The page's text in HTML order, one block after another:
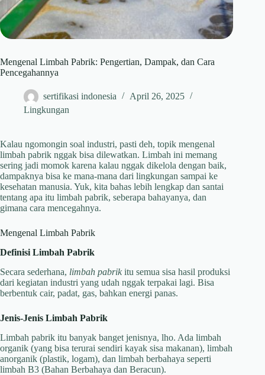
Mengenal Limbah Pabrik: Pengertian, Dampak, dan Cara
Pencegahannya
sertifikasi indonesia
April 26, 2025
Lingkungan
Kalau ngomongin soal industri, pasti deh, topik mengenal
limbah pabrik nggak bisa dilewatkan. Limbah ini memang
sering jadi momok karena kalau nggak dikelola dengan baik,
dampaknya bisa ke mana-mana dari lingkungan sampai ke
kesehatan manusia. Yuk, kita bahas lebih lengkap dan santai
tentang apa itu limbah pabrik, seberapa bahayanya, dan
gimana cara mencegahnya.
Mengenal Limbah Pabrik
Definisi Limbah Pabrik
Secara sederhana, limbah pabrikitu semua sisa hasil produksi
dari kegiatan industri yang udah nggak terpakai lagi. Bisa
berbentuk cair, padat, gas, bahkan energi panas.
Jenis-Jenis Limbah Pabrik
Limbah pabrik itu banyak banget jenisnya, lho. Ada limbah
organik (yang bisa terurai sendiri kayak sisa makanan), limbah
anorganik (plastik, logam), dan limbah berbahaya seperti
limbah B3 (Bahan Berbahaya dan Beracun).